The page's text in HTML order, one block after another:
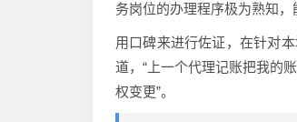
务岗位的办理程序极为熟知，
用口碑来进行佐证，在针对
道，“上一个代理记账把我的
权变更”。